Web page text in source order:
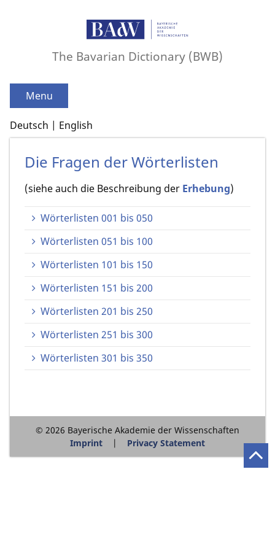
The Bavarian Dictionary (BWB)
Menu
Deutsch English
Die Fragen der Wörterlisten
(siehe auch die Beschreibung der Erhebung)
Wörterlisten 001 bis 050
Wörterlisten 051 bis 100
Wörterlisten 101 bis 150
Wörterlisten 151 bis 200
Wörterlisten 201 bis 250
Wörterlisten 251 bis 300
Wörterlisten 301 bis 350
© 2026 Bayerische Akademie der Wissenschaften
Imprint
Privacy Statement